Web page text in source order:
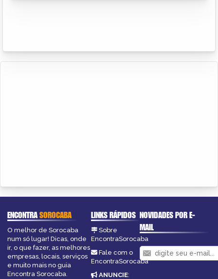
ENCONTRASOROCABA
O melhor de Sorocaba
num só lugar! Dicas, onde
ir, o que fazer, as melhores
empresas, locais, serviços
e muito mais no guia
Encontra Sorocaba.
LINKS RÁPIDOS
Sobre
EncontraSorocaba
Fale com o
EncontraSorocaba
ANUNCIE:
NOVIDADES POR E-
MAIL